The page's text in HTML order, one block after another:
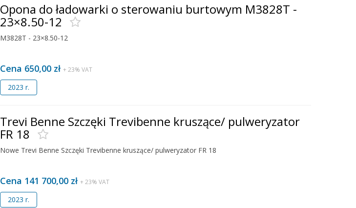
Opona do ładowarki o sterowaniu burtowym M3828T -
23×8.50-12
M3828T - 23×8.50-12
Cena 650,00 zł + 23% VAT
2023 r.
Trevi Benne Szczęki Trevibenne kruszące/ pulweryzator
FR 18
Nowe Trevi Benne Szczęki Trevibenne kruszące/ pulweryzator FR 18
Cena 141 700,00 zł + 23% VAT
2023 r.